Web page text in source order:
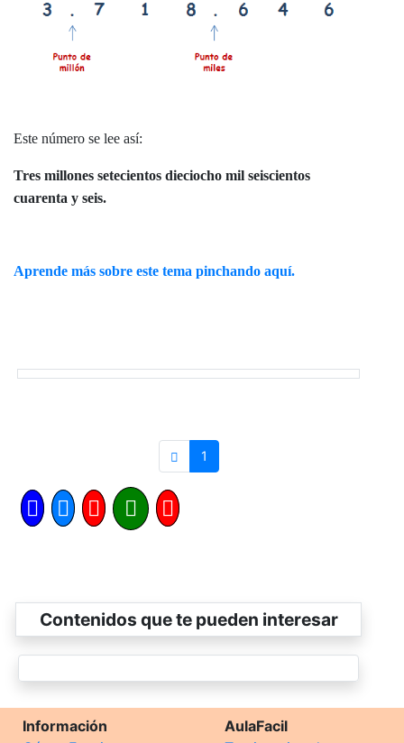
Este número se lee así:
Tres millones setecientos dieciocho mil seiscientos
cuarenta y seis.
Aprende más sobre este tema pinchando aquí.
1
Contenidos que te pueden interesar
Información
AulaFacil